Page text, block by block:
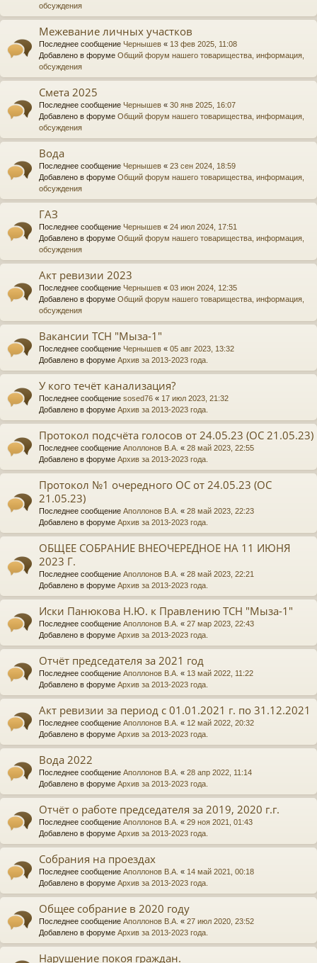
обсуждения
Межевание личных участков
Последнее сообщение Чернышев « 13 фев 2025, 11:08
Добавлено в форуме Общий форум нашего товарищества, информация,
обсуждения
Смета 2025
Последнее сообщение Чернышев « 30 янв 2025, 16:07
Добавлено в форуме Общий форум нашего товарищества, информация,
обсуждения
Вода
Последнее сообщение Чернышев « 23 сен 2024, 18:59
Добавлено в форуме Общий форум нашего товарищества, информация,
обсуждения
ГАЗ
Последнее сообщение Чернышев « 24 июл 2024, 17:51
Добавлено в форуме Общий форум нашего товарищества, информация,
обсуждения
Акт ревизии 2023
Последнее сообщение Чернышев « 03 июн 2024, 12:35
Добавлено в форуме Общий форум нашего товарищества, информация,
обсуждения
Вакансии ТСН "Мыза-1"
Последнее сообщение Чернышев « 05 авг 2023, 13:32
Добавлено в форуме Архив за 2013-2023 года.
У кого течёт канализация?
Последнее сообщение sosed76 « 17 июл 2023, 21:32
Добавлено в форуме Архив за 2013-2023 года.
Протокол подсчёта голосов от 24.05.23 (ОС 21.05.23)
Последнее сообщение Аполлонов В.А. « 28 май 2023, 22:55
Добавлено в форуме Архив за 2013-2023 года.
Протокол №1 очередного ОС от 24.05.23 (ОС
21.05.23)
Последнее сообщение Аполлонов В.А. « 28 май 2023, 22:23
Добавлено в форуме Архив за 2013-2023 года.
ОБЩЕЕ СОБРАНИЕ ВНЕОЧЕРЕДНОЕ НА 11 ИЮНЯ
2023 Г.
Последнее сообщение Аполлонов В.А. « 28 май 2023, 22:21
Добавлено в форуме Архив за 2013-2023 года.
Иски Панюкова Н.Ю. к Правлению ТСН "Мыза-1"
Последнее сообщение Аполлонов В.А. « 27 мар 2023, 22:43
Добавлено в форуме Архив за 2013-2023 года.
Отчёт председателя за 2021 год
Последнее сообщение Аполлонов В.А. « 13 май 2022, 11:22
Добавлено в форуме Архив за 2013-2023 года.
Акт ревизии за период с 01.01.2021 г. по 31.12.2021
Последнее сообщение Аполлонов В.А. « 12 май 2022, 20:32
Добавлено в форуме Архив за 2013-2023 года.
Вода 2022
Последнее сообщение Аполлонов В.А. « 28 апр 2022, 11:14
Добавлено в форуме Архив за 2013-2023 года.
Отчёт о работе председателя за 2019, 2020 г.г.
Последнее сообщение Аполлонов В.А. « 29 ноя 2021, 01:43
Добавлено в форуме Архив за 2013-2023 года.
Собрания на проездах
Последнее сообщение Аполлонов В.А. « 14 май 2021, 00:18
Добавлено в форуме Архив за 2013-2023 года.
Общее собрание в 2020 году
Последнее сообщение Аполлонов В.А. « 27 июл 2020, 23:52
Добавлено в форуме Архив за 2013-2023 года.
Нарушение покоя граждан.